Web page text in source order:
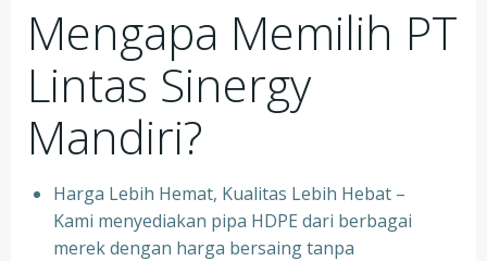
Mengapa Memilih PT
Lintas Sinergy
Mandiri?
Harga Lebih Hemat, Kualitas Lebih Hebat –
Kami menyediakan pipa HDPE dari berbagai
merek dengan harga bersaing tanpa